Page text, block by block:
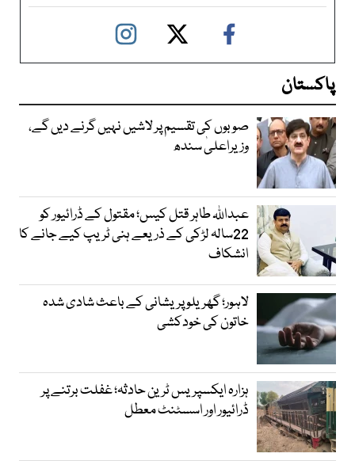
پاکستان
صوبوں کی تقسیم پر لاشیں نہیں گرنے دیں گے،
وزیراعلیٰ سندھ
عبداللہ طاہر قتل کیس؛ مقتول کے ڈرائیور کو
22سالہ لڑکی کے ذریعے ہنی ٹریپ کیے جانے کا
انشکاف
لاہور؛ گھریلو پریشانی کے باعث شادی شدہ
خاتون کی خودکشی
ہزارہ ایکسپریس ٹرین حادثہ؛ غفلت برتنے پر
ڈرائیور اور اسسٹنٹ معطل